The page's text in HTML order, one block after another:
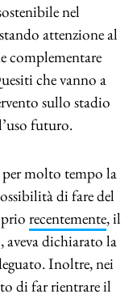
nel
attenzione al
complementare
che vanno a
sullo stadio
futuro.
per molto tempo la
di fare del
recentemente, il
dichiarato la
Inoltre, nei
di far rientrare il